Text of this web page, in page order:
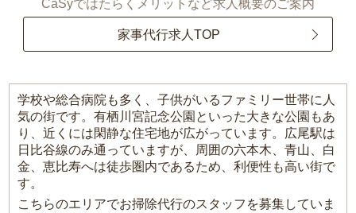
CaSyではたらくメリットなど求人概要のご案内
家事代行求人TOP
学校や総合病院も多く、子供がいるファミリー世帯に人
気の街です。有栖川宮記念公園といった大きな公園もあ
り、近くには閑静な住宅地が広がっています。広尾駅は
日比谷線のみ通っていますが、周囲の六本木、青山、白
金、恵比寿へは徒歩圏内であるため、利便性も高い街で
す。
こちらのエリアでお掃除代行のスタッフを募集していま